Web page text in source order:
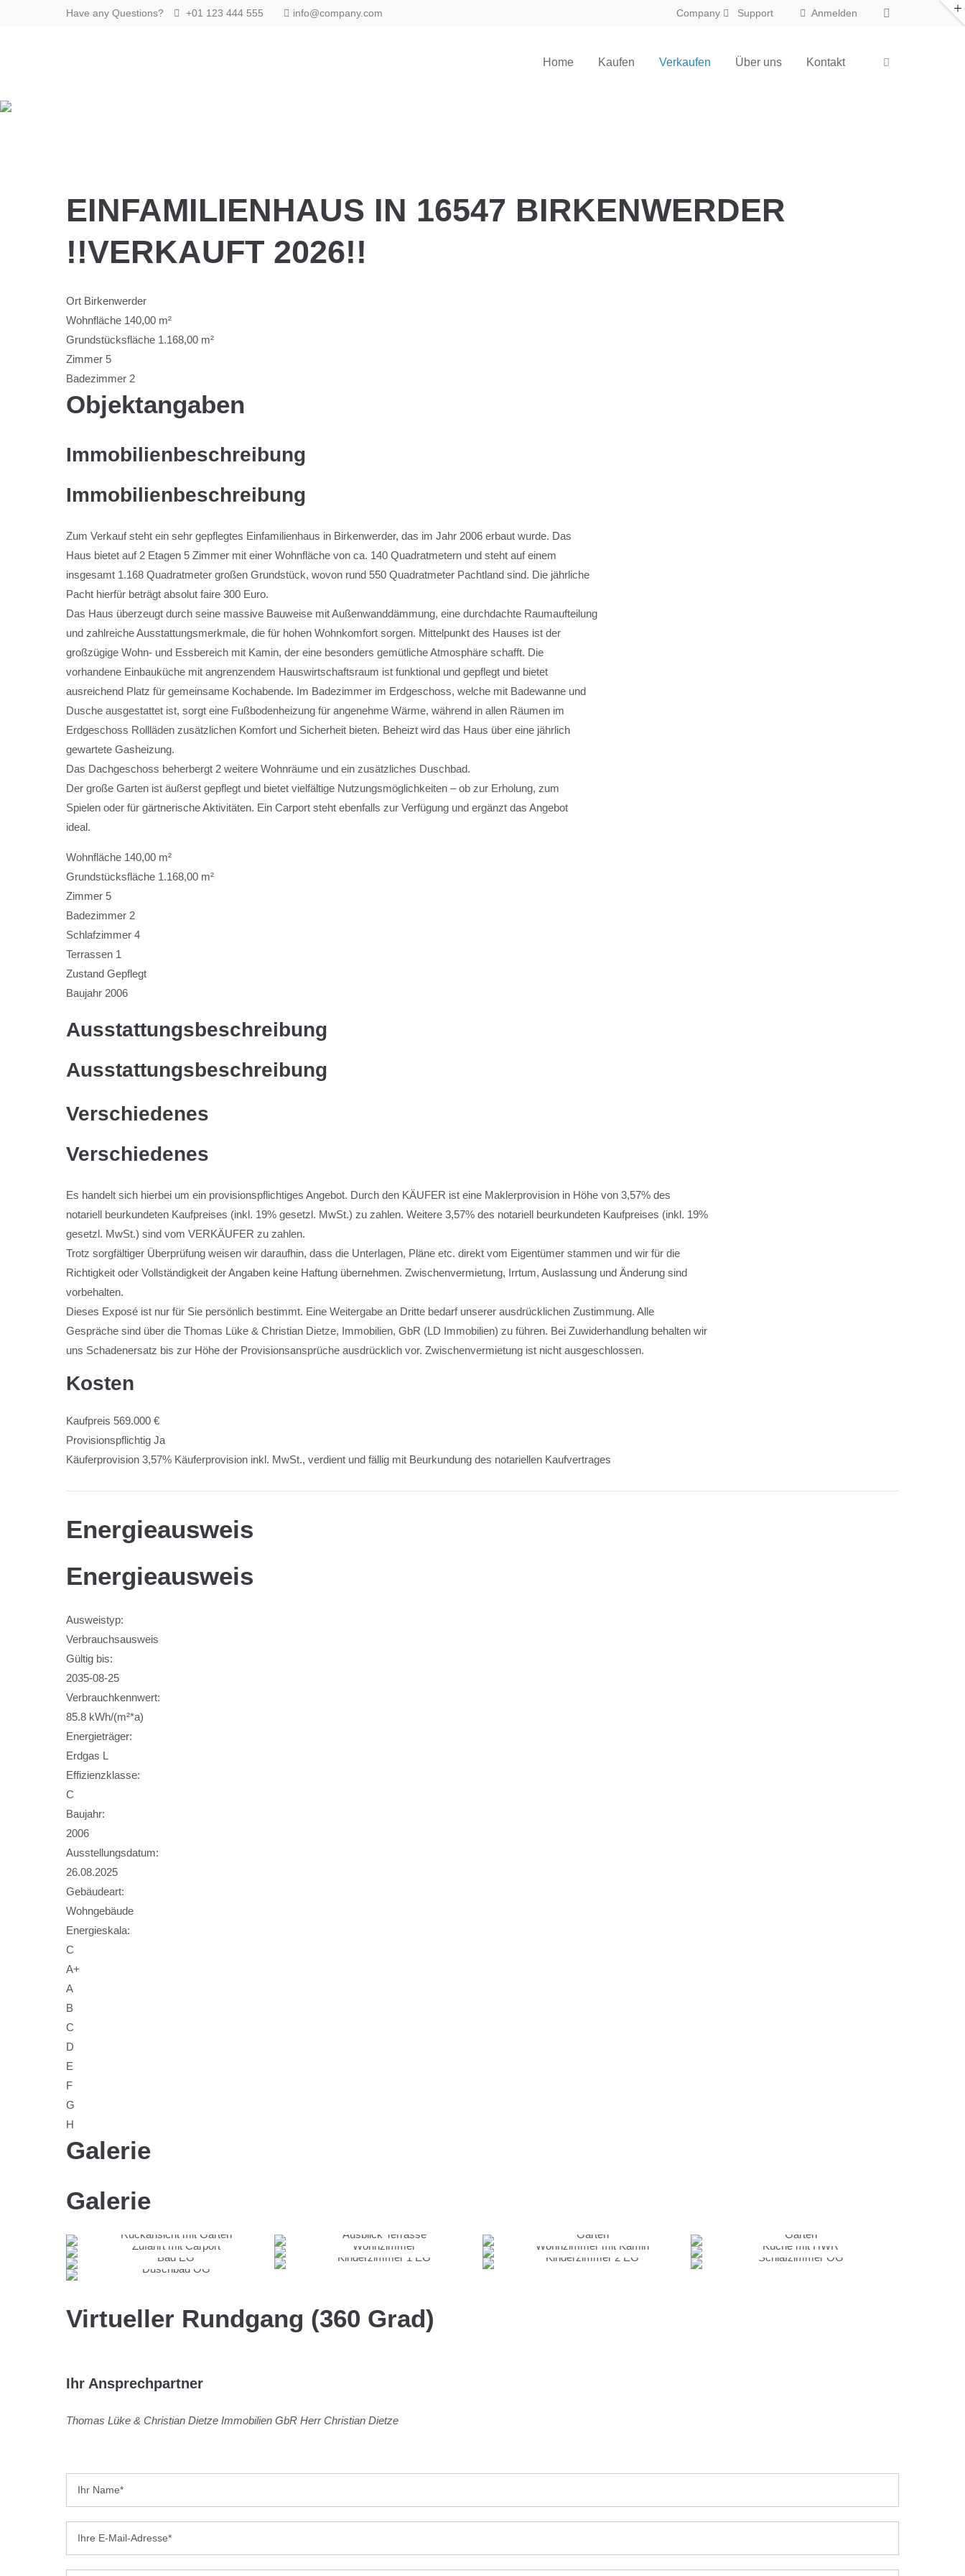
Lorem ipsum dolor sit amet:
24h/ 365days
Kontakt
Thomas Lüke & Christian Dietze, Immobilien, GbR
Hauptstr. 22
16552 Schildow
Telefon: 01737555071
Have any questions?
+44 1234 567 890
info@ldimmobilien.de
About us
Lorem ipsum dolor sit amet, consectetuer adipiscing elit.
Anmelden
Company Support
Have any Questions? +01 123 444 555 info@company.com
Home Kaufen Verkaufen Über uns Kontakt
EINFAMILIENHAUS IN 16547 BIRKENWERDER
!!VERKAUFT 2026!!
Ort Birkenwerder
Wohnfläche 140,00 m²
Grundstücksfläche 1.168,00 m²
Zimmer 5
Badezimmer 2
Objektangaben
Immobilienbeschreibung
Immobilienbeschreibung
Zum Verkauf steht ein sehr gepflegtes Einfamilienhaus in Birkenwerder, das im Jahr 2006 erbaut wurde. Das
Haus bietet auf 2 Etagen 5 Zimmer mit einer Wohnfläche von ca. 140 Quadratmetern und steht auf einem
insgesamt 1.168 Quadratmeter großen Grundstück, wovon rund 550 Quadratmeter Pachtland sind. Die jährliche
Pacht hierfür beträgt absolut faire 300 Euro.
Das Haus überzeugt durch seine massive Bauweise mit Außenwanddämmung, eine durchdachte Raumaufteilung
und zahlreiche Ausstattungsmerkmale, die für hohen Wohnkomfort sorgen. Mittelpunkt des Hauses ist der
großzügige Wohn- und Essbereich mit Kamin, der eine besonders gemütliche Atmosphäre schafft. Die
vorhandene Einbauküche mit angrenzendem Hauswirtschaftsraum ist funktional und gepflegt und bietet
ausreichend Platz für gemeinsame Kochabende. Im Badezimmer im Erdgeschoss, welche mit Badewanne und
Dusche ausgestattet ist, sorgt eine Fußbodenheizung für angenehme Wärme, während in allen Räumen im
Erdgeschoss Rollläden zusätzlichen Komfort und Sicherheit bieten. Beheizt wird das Haus über eine jährlich
gewartete Gasheizung.
Das Dachgeschoss beherbergt 2 weitere Wohnräume und ein zusätzliches Duschbad.
Der große Garten ist äußerst gepflegt und bietet vielfältige Nutzungsmöglichkeiten – ob zur Erholung, zum
Spielen oder für gärtnerische Aktivitäten. Ein Carport steht ebenfalls zur Verfügung und ergänzt das Angebot
ideal.
Wohnfläche 140,00 m²
Grundstücksfläche 1.168,00 m²
Zimmer 5
Badezimmer 2
Schlafzimmer 4
Terrassen 1
Zustand Gepflegt
Baujahr 2006
Ausstattungsbeschreibung
Ausstattungsbeschreibung
Verschiedenes
Verschiedenes
Es handelt sich hierbei um ein provisionspflichtiges Angebot. Durch den KÄUFER ist eine Maklerprovision in Höhe von 3,57% des
notariell beurkundeten Kaufpreises (inkl. 19% gesetzl. MwSt.) zu zahlen. Weitere 3,57% des notariell beurkundeten Kaufpreises (inkl. 19%
gesetzl. MwSt.) sind vom VERKÄUFER zu zahlen.
Trotz sorgfältiger Überprüfung weisen wir daraufhin, dass die Unterlagen, Pläne etc. direkt vom Eigentümer stammen und wir für die
Richtigkeit oder Vollständigkeit der Angaben keine Haftung übernehmen. Zwischenvermietung, Irrtum, Auslassung und Änderung sind
vorbehalten.
Dieses Exposé ist nur für Sie persönlich bestimmt. Eine Weitergabe an Dritte bedarf unserer ausdrücklichen Zustimmung. Alle
Gespräche sind über die Thomas Lüke & Christian Dietze, Immobilien, GbR (LD Immobilien) zu führen. Bei Zuwiderhandlung behalten wir
uns Schadenersatz bis zur Höhe der Provisionsansprüche ausdrücklich vor. Zwischenvermietung ist nicht ausgeschlossen.
Kosten
Kaufpreis 569.000 €
Provisionspflichtig Ja
Käuferprovision 3,57% Käuferprovision inkl. MwSt., verdient und fällig mit Beurkundung des notariellen Kaufvertrages
Energieausweis
Energieausweis
Ausweistyp:
Verbrauchsausweis
Gültig bis:
2035-08-25
Verbrauchkennwert:
85.8 kWh/(m²*a)
Energieträger:
Erdgas L
Effizienzklasse:
C
Baujahr:
2006
Ausstellungsdatum:
26.08.2025
Gebäudeart:
Wohngebäude
Energieskala:
C
A+
A
B
C
D
E
F
G
H
Galerie
Galerie
Virtueller Rundgang (360 Grad)
Ihr Ansprechpartner
Thomas Lüke & Christian Dietze Immobilien GbR Herr Christian Dietze